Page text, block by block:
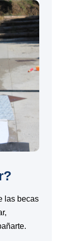
las becas